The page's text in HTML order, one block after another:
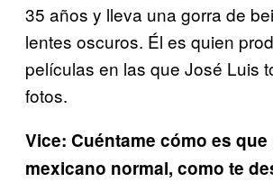
35 años y lleva una gorra de
lentes oscuros. Él es quien
películas en las que José Luis
fotos.
Vice: Cuéntame cómo es que
mexicano normal, como te